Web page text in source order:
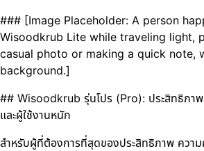
### [Image Placeholder: A person
Wisoodkrub Lite while traveling light,
casual photo or making a quick note,
background.]
## Wisoodkrub รุ่นโปร (Pro): ประสิทธิภา
และผู้ใช้งานหนัก
สำหรับผู้ที่ต้องการที่สุดของประสิทธิภาพ ความ